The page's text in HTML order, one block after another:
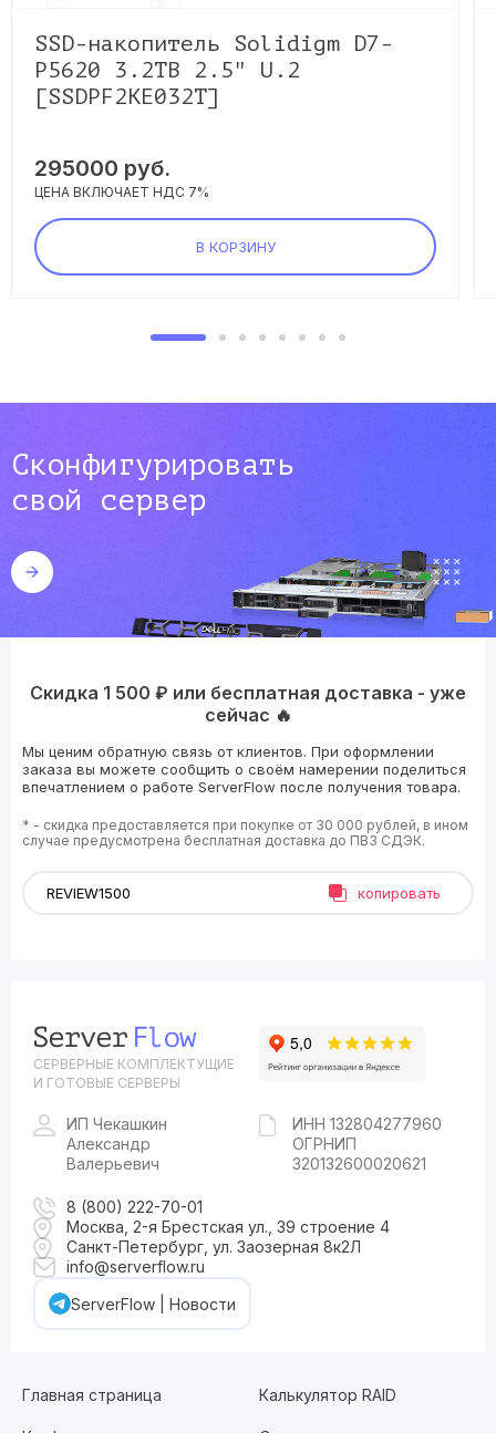
SSD-накопитель Solidigm D7-
P5620 3.2TB 2.5" U.2
[SSDPF2KE032T]
295000 руб.
ЦЕНА ВКЛЮЧАЕТ НДС 7%
В КОРЗИНУ
Сконфигурировать
свой сервер
Скидка 1 500 ₽ или бесплатная доставка - уже
сейчас 🔥
Мы ценим обратную связь от клиентов. При оформлении
заказа вы можете сообщить о своём намерении поделиться
впечатлением о работе ServerFlow после получения товара.
* - скидка предоставляется при покупке от 30 000 рублей, в ином
случае предусмотрена бесплатная доставка до ПВЗ СДЭК.
копировать
СЕРВЕРНЫЕ КОМПЛЕКТУЩИЕ
И ГОТОВЫЕ СЕРВЕРЫ
ИП Чекашкин
Александр
Валерьевич
ИНН 132804277960
ОГРНИП
320132600020621
8 (800) 222-70-01
Москва, 2-я Брестская ул., 39 строение 4
Санкт-Петербург, ул. Заозерная 8к2Л
info@serverflow.ru
ServerFlow | Новости
Главная страница Калькулятор RAID